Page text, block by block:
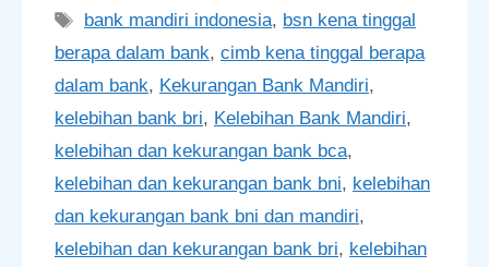
Tags
bank mandiri indonesia, bsn kena tinggal
berapa dalam bank, cimb kena tinggal berapa
dalam bank, Kekurangan Bank Mandiri,
kelebihan bank bri, Kelebihan Bank Mandiri,
kelebihan dan kekurangan bank bca,
kelebihan dan kekurangan bank bni, kelebihan
dan kekurangan bank bni dan mandiri,
kelebihan dan kekurangan bank bri, kelebihan